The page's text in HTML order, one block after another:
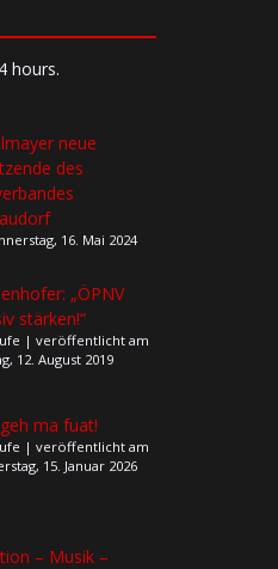
hours.
neue
des
16. Mai 2024
„ÖPNV
stärken!“
| veröffentlicht am
12. August 2019
ma fuat!
| veröffentlicht am
15. Januar 2026
– Musik –